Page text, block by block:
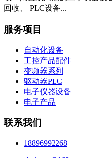
回收、 PLC设备...
服务项目
自动化设备
工控产品配件
变频器系列
驱动器PLC
电子仪器设备
电子产品
联系我们
18896992268